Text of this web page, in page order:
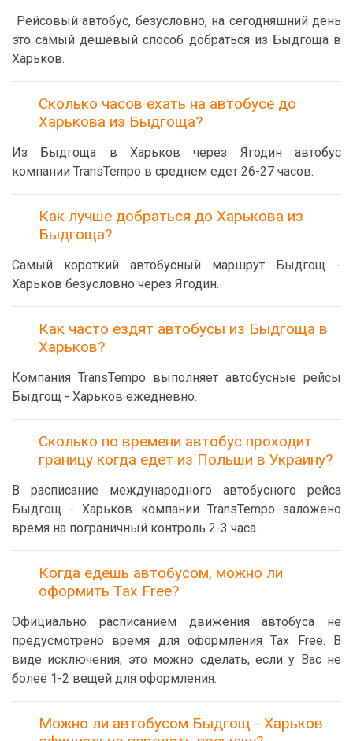
Рейсовый автобус, безусловно, на сегодняшний день
это самый дешёвый способ добраться из Быдгоща в
Харьков.
Сколько часов ехать на автобусе до
Харькова из Быдгоща?
Из Быдгоща в Харьков через Ягодин автобус
компании TransTempo в среднем едет 26-27 часов.
Как лучше добраться до Харькова из
Быдгоща?
Самый короткий автобусный маршрут Быдгощ -
Харьков безусловно через Ягодин.
Как часто ездят автобусы из Быдгоща в
Харьков?
Компания TransTempo выполняет автобусные рейсы
Быдгощ - Харьков ежедневно.
Сколько по времени автобус проходит
границу когда едет из Польши в Украину?
В расписание международного автобусного рейса
Быдгощ - Харьков компании TransTempo заложено
время на пограничный контроль 2-3 часа.
Когда едешь автобусом, можно ли
оформить Tax Free?
Официально расписанием движения автобуса не
предусмотрено время для оформления Tax Free. В
виде исключения, это можно сделать, если у Вас не
более 1-2 вещей для оформления.
Можно ли автобусом Быдгощ - Харьков